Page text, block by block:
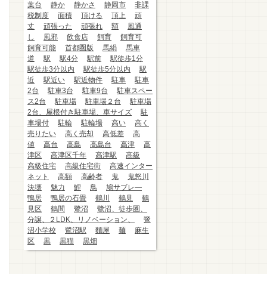
葉台
静か 静かさ 静岡市
非課
税制度
面積 頂ける 頂上
頑
丈
頑張った 頑張れ 額
風通
し
風邪 飲食店 飼育
飼育可
飼育可能
首都圏版 馬絹
馬車
道
駅 駅4分 駅前
駅徒歩1分
駅徒歩3分以内
駅徒歩5分以内
駅
近
駅近い 駅近物件 駐車
駐車
2台
駐車3台 駐車9台
駐車スペー
ス2台
駐車場 駐車場２台
駐車場
2台、屋根付き駐車場、車サイズ
駐
車場付
駐輪 駐輪場 高い
高く
売りたい
高く売却 高低差
高
値
高台 高島 高島台 高津
高
津区
高津区千年 高津駅
高級
高級住宅
高級住宅街
高速インター
ネット
高額 高齢者 鬼
鬼怒川
決壊
魅力 鯉 鳥
鳩サブレ―
鴨居
鴨居の石畳 鶴川 鶴見
鶴
見区
鶴間 鷺沼
鷺沼、徒歩圏、
分譲、２LDK、リノベーション、
鷺
沼小学校
鷺沼駅 麵屋 麺
麻生
区
黒 黒猫 黒畑